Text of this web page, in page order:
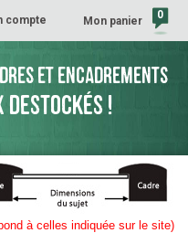
Mon panier 0
compte
ET ENCADREMENTS
!
à celles indiquée sur le site)